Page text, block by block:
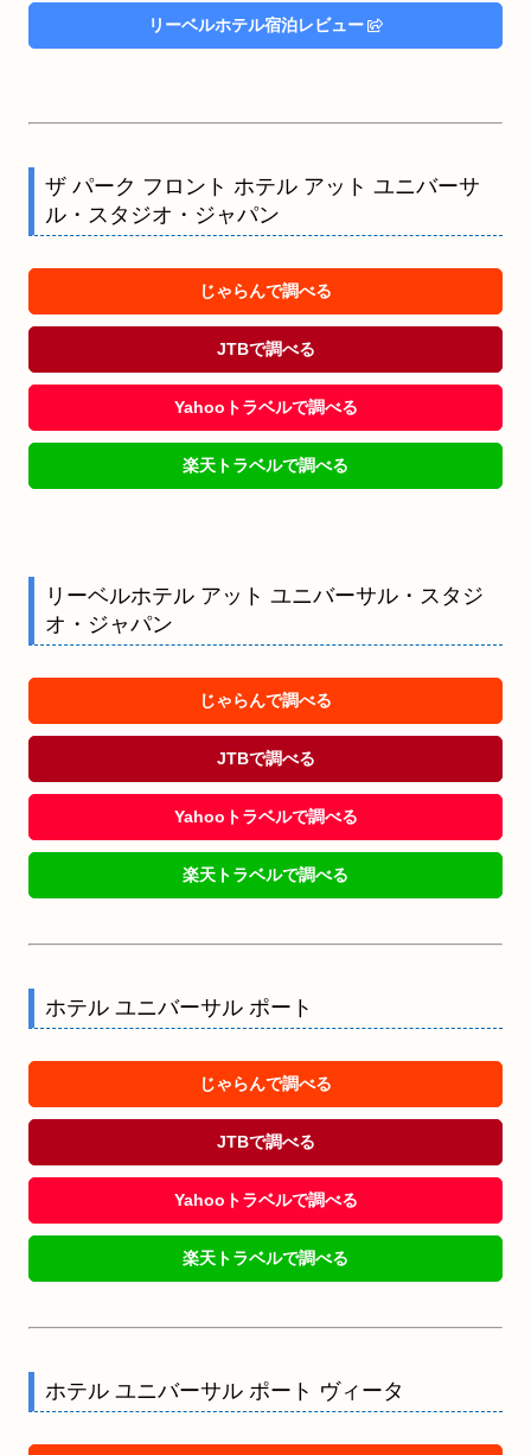
リーベルホテル宿泊レビュー
ザ パーク フロント ホテル アット ユニバーサ
ル・スタジオ・ジャパン
じゃらんで調べる
JTBで調べる
Yahooトラベルで調べる
楽天トラベルで調べる
リーベルホテル アット ユニバーサル・スタジ
オ・ジャパン
じゃらんで調べる
JTBで調べる
Yahooトラベルで調べる
楽天トラベルで調べる
ホテル ユニバーサル ポート
じゃらんで調べる
JTBで調べる
Yahooトラベルで調べる
楽天トラベルで調べる
ホテル ユニバーサル ポート ヴィータ